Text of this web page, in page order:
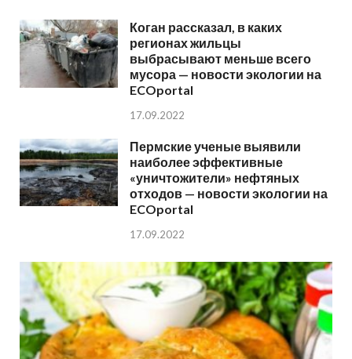
Коган рассказал, в каких
регионах жильцы
выбрасывают меньше всего
мусора — новости экологии на
ECOportal
17.09.2022
Пермские ученые выявили
наиболее эффективные
«уничтожители» нефтяных
отходов — новости экологии на
ECOportal
17.09.2022